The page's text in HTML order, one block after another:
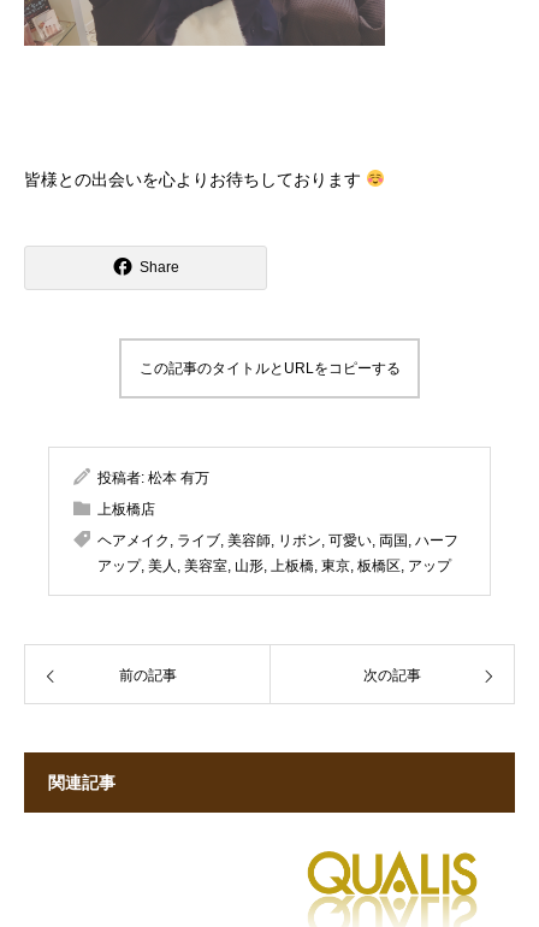
皆様との出会いを心よりお待ちしております
Share
この記事のタイトルとURLをコピーする
投稿者: 松本 有万
上板橋店
ヘアメイク , ライブ, 美容師, リボン, 可愛い, 両国 , ハーフ
アップ, 美人 , 美容室, 山形, 上板橋, 東京, 板橋区, アップ
前の記事 次の記事
関連記事